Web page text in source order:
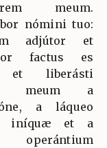
meum.
nómini tuo:
adjútor et
factus es
et liberásti
meum a
a láqueo
iníquæ et a
operántium